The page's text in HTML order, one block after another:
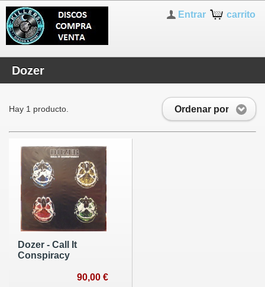
carrito
Entrar
Dozer
Ordenar por
Hay 1 producto.
Dozer - Call It
Conspiracy
90,00 €